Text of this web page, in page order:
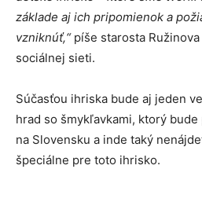
základe aj ich pripomienok a
vzniknúť,“píše starosta
sociálnej sieti.
Súčasťou ihriska bude aj jeden
hrad so šmykľavkami, ktorý
na Slovensku a inde taký
špeciálne pre toto ihrisko.